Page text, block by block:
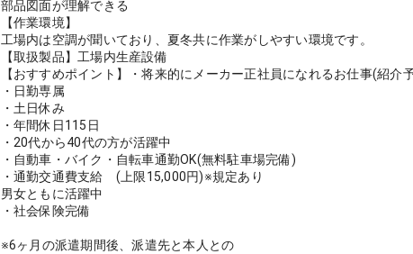
部品図面が理解できる
【作業環境】
工場内は空調が聞いており、夏冬共に作業がしやすい環境です。
【取扱製品】工場内生産設備
【おすすめポイント】・将来的にメーカー正社員になれるお仕事(紹介
・日勤専属
・土日休み
・年間休日115日
・20代から40代の方が活躍中
・自動車・バイク・自転車通勤OK(無料駐車場完備)
・通勤交通費支給 (上限15,000円)※規定あり
男女ともに活躍中
・社会保険完備
※6ヶ月の派遣期間後、派遣先と本人との